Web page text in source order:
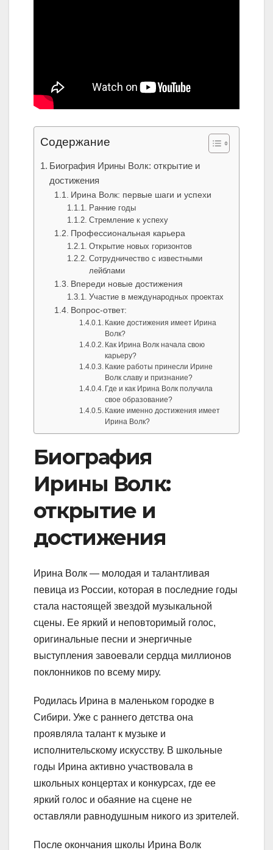
Содержание
Биография Ирины Волк: открытие и
достижения
Ирина Волк: первые шаги и успехи
Ранние годы
Стремление к успеху
Профессиональная карьера
Открытие новых горизонтов
Сотрудничество с известными
лейблами
Впереди новые достижения
Участие в международных проектах
Вопрос-ответ:
Какие достижения имеет Ирина
Волк?
Как Ирина Волк начала свою
карьеру?
Какие работы принесли Ирине
Волк славу и признание?
Где и как Ирина Волк получила
свое образование?
Какие именно достижения имеет
Ирина Волк?
Биография
Ирины Волк:
открытие и
достижения
Ирина Волк — молодая и талантливая
певица из России, которая в последние годы
стала настоящей звездой музыкальной
сцены. Ее яркий и неповторимый голос,
оригинальные песни и энергичные
выступления завоевали сердца миллионов
поклонников по всему миру.
Родилась Ирина в маленьком городке в
Сибири. Уже с раннего детства она
проявляла талант к музыке и
исполнительскому искусству. В школьные
годы Ирина активно участвовала в
школьных концертах и конкурсах, где ее
яркий голос и обаяние на сцене не
оставляли равнодушным никого из зрителей.
После окончания школы Ирина Волк